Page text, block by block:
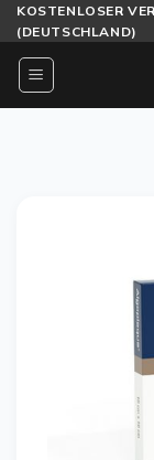
Zum
Inhalt
springen
KOSTENLOSER
(DEUTSCHLAND)